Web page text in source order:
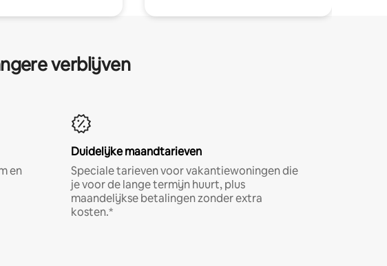
verblijven
en
Duidelijke maandtarieven
Speciale tarieven voor vakantiewoningen die
je voor de lange termijn huurt, plus
maandelijkse betalingen zonder extra
kosten.*